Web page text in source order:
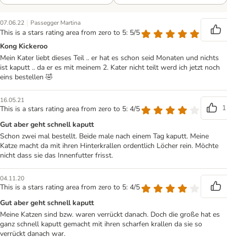
07.06.22 | Passegger Martina
This is a stars rating area from zero to 5: 5/5
Kong Kickeroo
Mein Kater liebt dieses Teil .. er hat es schon seid Monaten und nichts
ist kaputt .. da er es mit meinem 2. Kater nicht teilt werd ich jetzt noch
eins bestellen 🤣
16.05.21
This is a stars rating area from zero to 5: 4/5
1
Gut aber geht schnell kaputt
Schon zwei mal bestellt. Beide male nach einem Tag kaputt. Meine
Katze macht da mit ihren Hinterkrallen ordentlich Löcher rein. Möchte
nicht dass sie das Innenfutter frisst.
04.11.20
This is a stars rating area from zero to 5: 4/5
Gut aber geht schnell kaputt
Meine Katzen sind bzw. waren verrückt danach. Doch die große hat es
ganz schnell kaputt gemacht mit ihren scharfen krallen da sie so
verrückt danach war.